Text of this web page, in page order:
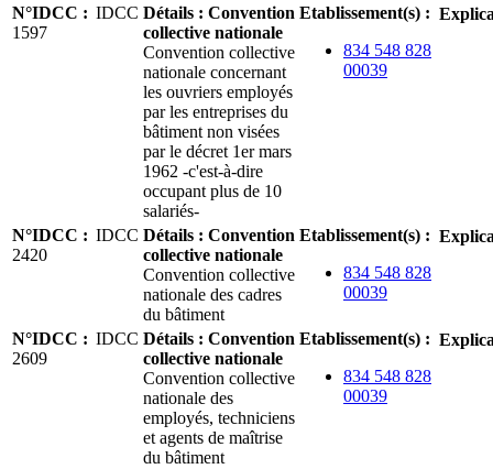
N°IDCC : IDCC
1597
Détails : Convention
collective nationale
Convention collective
nationale concernant
les ouvriers employés
par les entreprises du
bâtiment non visées
par le décret 1er mars
1962 -c'est-à-dire
occupant plus de 10
salariés-
Etablissement(s) :
834 548 828
00039
N°IDCC : IDCC
2420
Détails : Convention
collective nationale
Convention collective
nationale des cadres
du bâtiment
Etablissement(s) :
834 548 828
00039
N°IDCC : IDCC
2609
Détails : Convention
collective nationale
Convention collective
nationale des
employés, techniciens
et agents de maîtrise
du bâtiment
Etablissement(s) :
834 548 828
00039